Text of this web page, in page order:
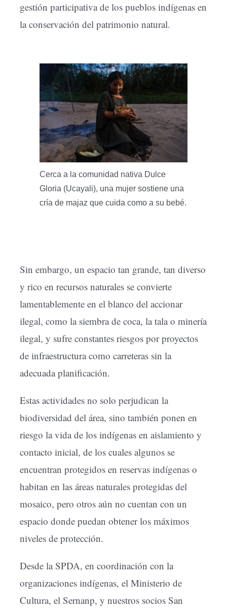
gestión participativa de los pueblos indígenas en
la conservación del patrimonio natural.
Cerca a la comunidad nativa Dulce
Gloria (Ucayali), una mujer sostiene una
cría de majaz que cuida como a su bebé.
Sin embargo, un espacio tan grande, tan diverso
y rico en recursos naturales se convierte
lamentablemente en el blanco del accionar
ilegal, como la siembra de coca, la tala o minería
ilegal, y sufre constantes riesgos por proyectos
de infraestructura como carreteras sin la
adecuada planificación.
Estas actividades no solo perjudican la
biodiversidad del área, sino también ponen en
riesgo la vida de los indígenas en aislamiento y
contacto inicial, de los cuales algunos se
encuentran protegidos en reservas indígenas o
habitan en las áreas naturales protegidas del
mosaico, pero otros aún no cuentan con un
espacio donde puedan obtener los máximos
niveles de protección.
Desde la SPDA, en coordinación con la
organizaciones indígenas, el Ministerio de
Cultura, el Sernanp, y nuestros socios San